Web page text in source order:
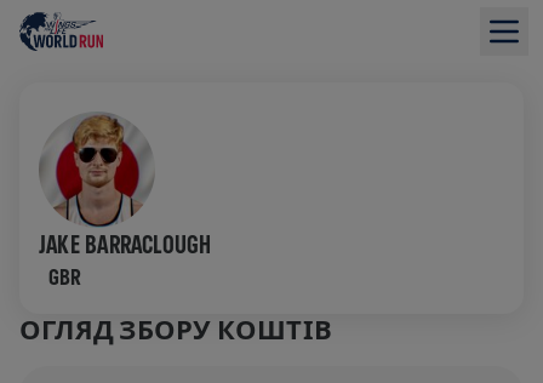
JAKE BARRACLOUGH
GBR
ОГЛЯД ЗБОРУ КОШТІВ